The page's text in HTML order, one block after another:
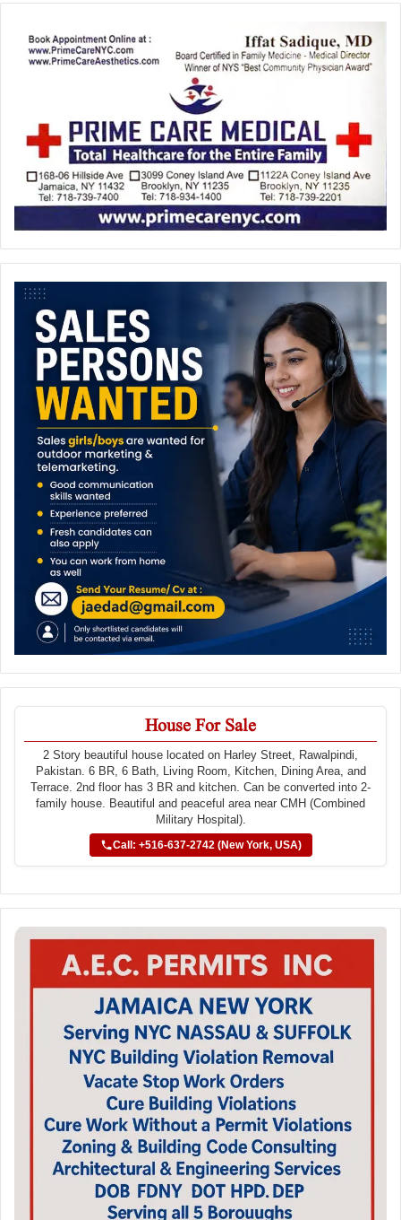
House For Sale
2 Story beautiful house located on Harley Street, Rawalpindi,
Pakistan. 6 BR, 6 Bath, Living Room, Kitchen, Dining Area, and
Terrace. 2nd floor has 3 BR and kitchen. Can be converted into 2-
family house. Beautiful and peaceful area near CMH (Combined
Military Hospital).
Call: +516-637-2742 (New York, USA)